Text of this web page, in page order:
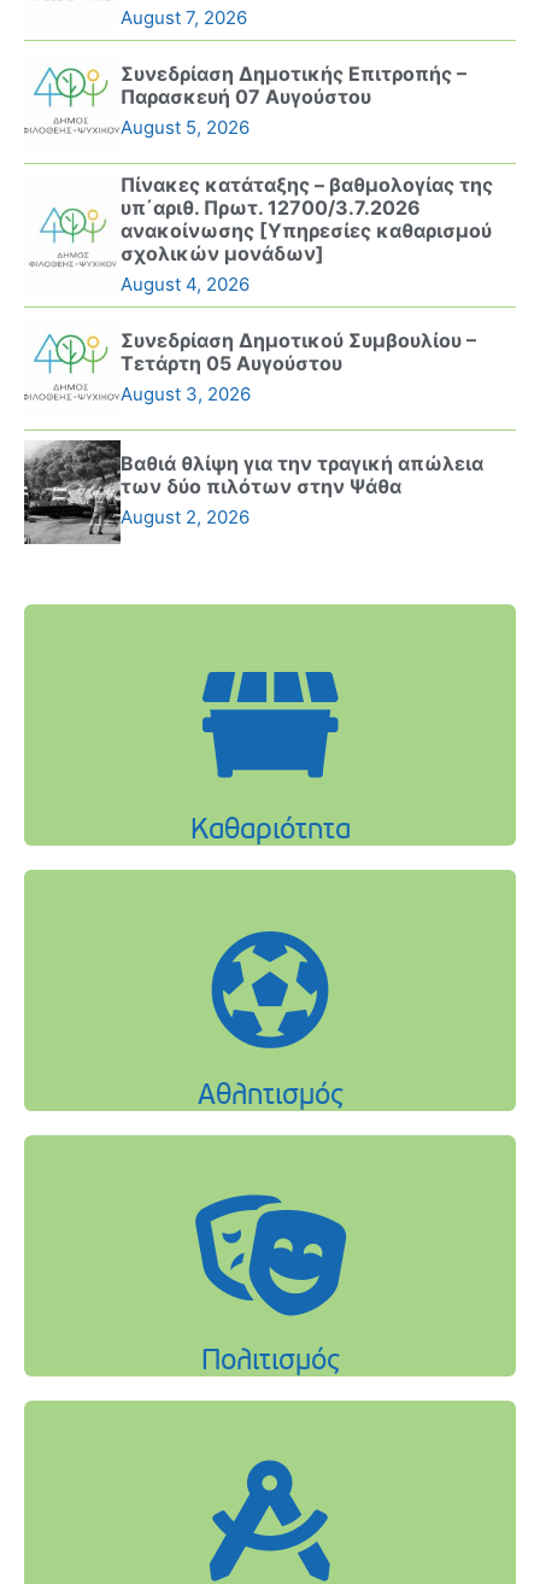
August 7, 2026
Συνεδρίαση Δημοτικής Επιτροπής –
Παρασκευή 07 Αυγούστου
August 5, 2026
Πίνακες κατάταξης – βαθμολογίας της
υπ΄αριθ. Πρωτ. 12700/3.7.2026
ανακοίνωσης [Υπηρεσίες καθαρισμού
σχολικών μονάδων]
August 4, 2026
Συνεδρίαση Δημοτικού Συμβουλίου –
Τετάρτη 05 Αυγούστου
August 3, 2026
Βαθιά θλίψη για την τραγική απώλεια
των δύο πιλότων στην Ψάθα
August 2, 2026